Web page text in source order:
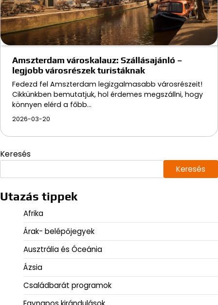
Amszterdam városkalauz: Szállásajánló –
legjobb városrészek turistáknak
Fedezd fel Amszterdam legizgalmasabb városrészeit!
Cikkünkben bemutatjuk, hol érdemes megszállni, hogy
könnyen elérd a főbb…
2026-03-20
Keresés
Keresés
Utazás tippek
Afrika
Árak- belépőjegyek
Ausztrália és Óceánia
Ázsia
Családbarát programok